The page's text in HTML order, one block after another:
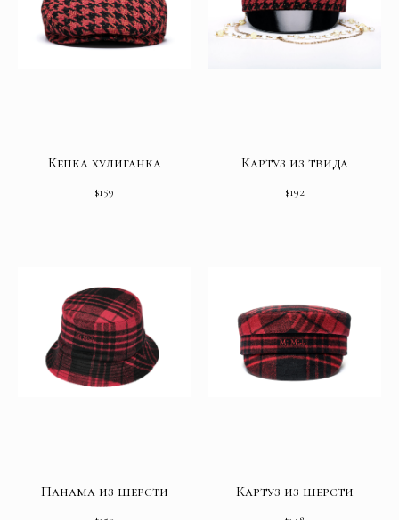
Кепка хулиганка
$159
Картуз из твида
$192
Панама из шерсти Картуз из шерсти